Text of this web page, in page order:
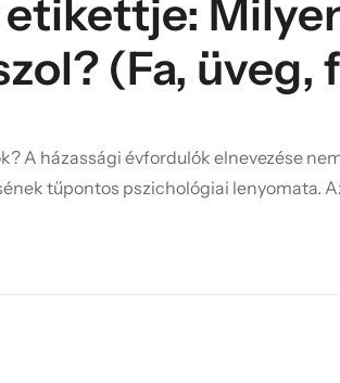
(Fa, üveg,
A házassági évfordulók elnevezése
tűpontos pszichológiai lenyomata.